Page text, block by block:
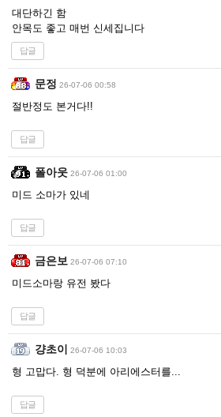
대단하긴 함
안목도 좋고 매번 신세집니다
답글
문정 26-07-06 00:58
절반정도 본거다!!
답글
폴아웃 26-07-06 01:00
미드 소마가 있네
답글
금은보 26-07-06 07:10
미드소마랑 유전 봤다
답글
걍초이 26-07-06 10:03
형 고맙다. 형 덕분에 아리에스터를...
답글